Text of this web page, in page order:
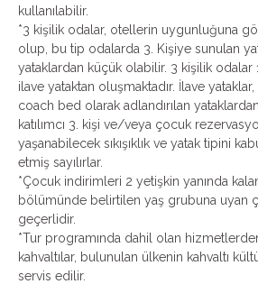
kullanılabilir.
*3 kişilik odalar, otellerin uygunluğuna
olup, bu tip odalarda 3. Kişiye sunulan
yataklardan küçük olabilir. 3 kişilik odalar
ilave yataktan oluşmaktadır. İlave
coach bed olarak adlandırılan
katılımcı 3. kişi ve/veya çocuk
yaşanabilecek sıkışıklık ve yatak tipini
etmiş sayılırlar.
*Çocuk indirimleri 2 yetişkin yanında
bölümünde belirtilen yaş grubuna uyan
geçerlidir.
*Tur programında dahil olan
kahvaltılar, bulunulan ülkenin kahvaltı
servis edilir.